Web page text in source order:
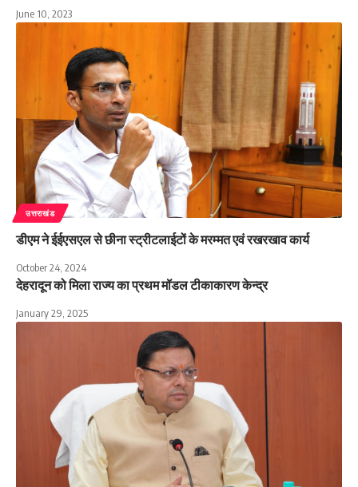
June 10, 2023
उत्तराखंड
डीएम ने ईईएसएल से छीना स्ट्रीटलाईटों के मरम्मत एवं रखरखाव कार्य
October 24, 2024
देहरादून को मिला राज्य का प्रथम मॉडल टीकाकारण केन्द्र
January 29, 2025